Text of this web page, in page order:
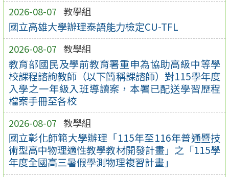
2026-08-07 教學組
國立高雄大學辦理泰語能力檢定CU-TFL
2026-08-07 教學組
教育部國民及學前教育署重申為協助高級中等學
校課程諮詢教師（以下簡稱課諮師）對115學年度
入學之一年級入班導讀案，本署已配送學習歷程
檔案手冊至各校
2026-08-07 教學組
國立彰化師範大學辦理「115年至116年普通暨技
術型高中物理適性教學教材開發計畫」之「115學
年度全國高三暑假學測物理複習計畫」